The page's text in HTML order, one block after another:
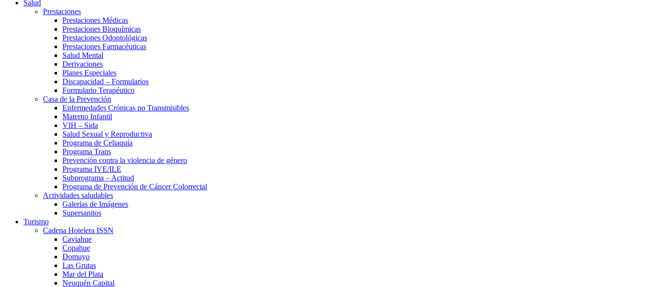
Salud
Prestaciones
Prestaciones Médicas
Prestaciones Bioquímicas
Prestaciones Odontológicas
Prestaciones Farmacéuticas
Salud Mental
Derivaciones
Planes Especiales
Discapacidad – Formularios
Formulario Terapéutico
Casa de la Prevención
Enfermedades Crónicas no Transmisibles
Materno Infantil
VIH – Sida
Salud Sexual y Reproductiva
Programa de Celiaquía
Programa Trans
Prevención contra la violencia de género
Programa IVE/ILE
Subprograma – Actitud
Programa de Prevención de Cáncer Colorrectal
Actividades saludables
Galerías de Imágenes
Supersanitos
Turismo
Cadena Hotelera ISSN
Caviahue
Copahue
Domuyo
Las Grutas
Mar del Plata
Neuquén Capital